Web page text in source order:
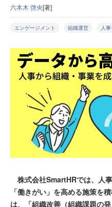
六本木 啓央[著]
エンゲージメント 組織運営 人
株式会社SmartHRでは、人
「働きがい」を高める施策を
は、「組織改善（組織課題の